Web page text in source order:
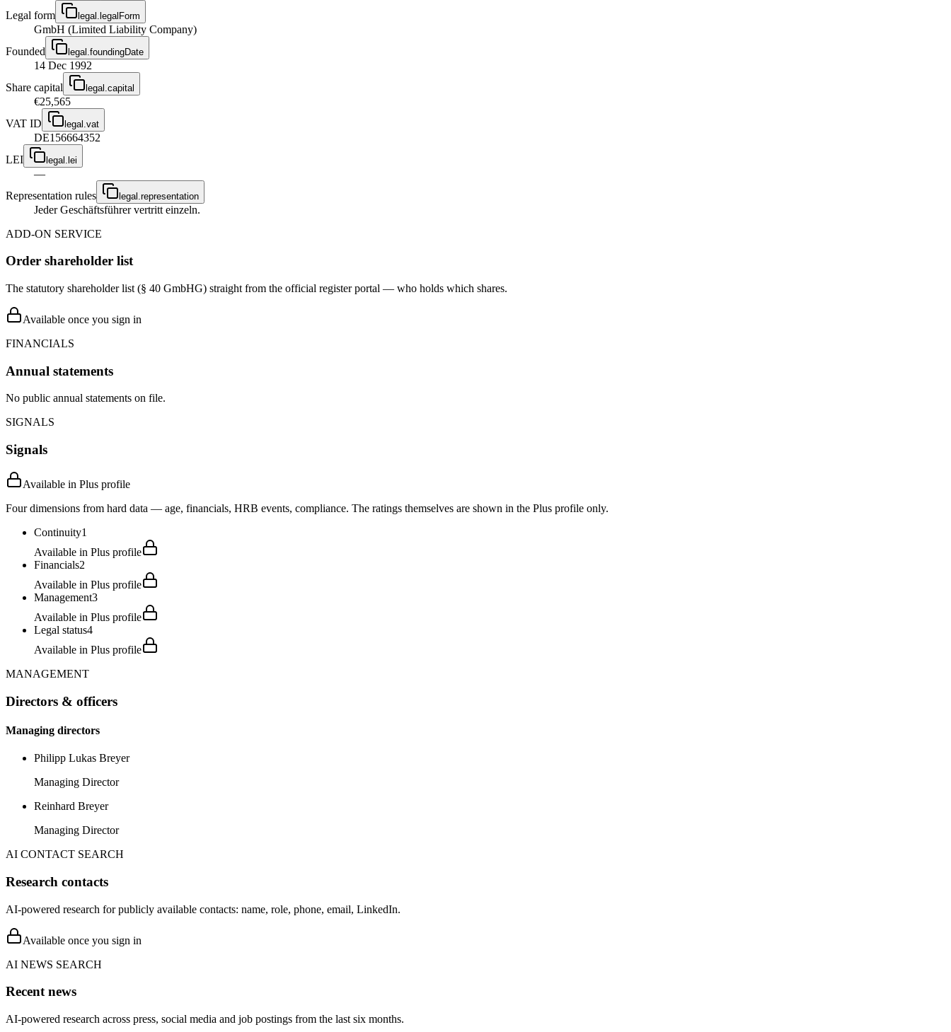
Legal form
legal.legalForm
GmbH (Limited Liability Company)
Founded
legal.foundingDate
14 Dec 1992
Share capital
legal.capital
€25,565
VAT ID
legal.vat
DE156664352
LEI
legal.lei
—
Representation rules
legal.representation
Jeder Geschäftsführer vertritt einzeln.
ADD-ON SERVICE
Order shareholder list
The statutory shareholder list (§ 40 GmbHG) straight from the official register portal — who holds which shares.
Available once you sign in
FINANCIALS
Annual statements
No public annual statements on file.
SIGNALS
Signals
Available in Plus profile
Four dimensions from hard data — age, financials, HRB events, compliance. The ratings themselves are shown in the Plus profile only.
Continuity1
Available in Plus profile
Financials2
Available in Plus profile
Management3
Available in Plus profile
Legal status4
Available in Plus profile
MANAGEMENT
Directors & officers
Managing directors
Philipp Lukas Breyer
Managing Director
Reinhard Breyer
Managing Director
AI CONTACT SEARCH
Research contacts
AI-powered research for publicly available contacts: name, role, phone, email, LinkedIn.
Available once you sign in
AI NEWS SEARCH
Recent news
AI-powered research across press, social media and job postings from the last six months.